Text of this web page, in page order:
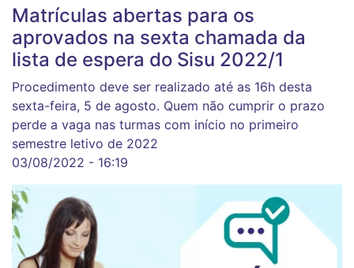
Matrículas abertas para os
aprovados na sexta chamada da
lista de espera do Sisu 2022/1
Procedimento deve ser realizado até as 16h desta
sexta-feira, 5 de agosto. Quem não cumprir o prazo
perde a vaga nas turmas com início no primeiro
semestre letivo de 2022
03/08/2022 - 16:19